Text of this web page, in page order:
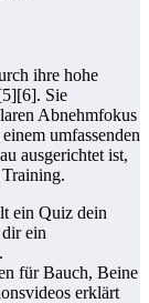
ihre hohe
Sie
Abnehmfokus
umfassenden
ausgerichtet ist,
ein Quiz dein
ein
für Bauch, Beine
erklärt